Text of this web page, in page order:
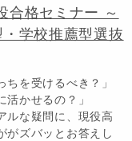
合格セミナー ～
学校推薦型選抜
ちを受けるべき？」
活かせるの？」
ルな疑問に、現役高
がズバッとお答えし